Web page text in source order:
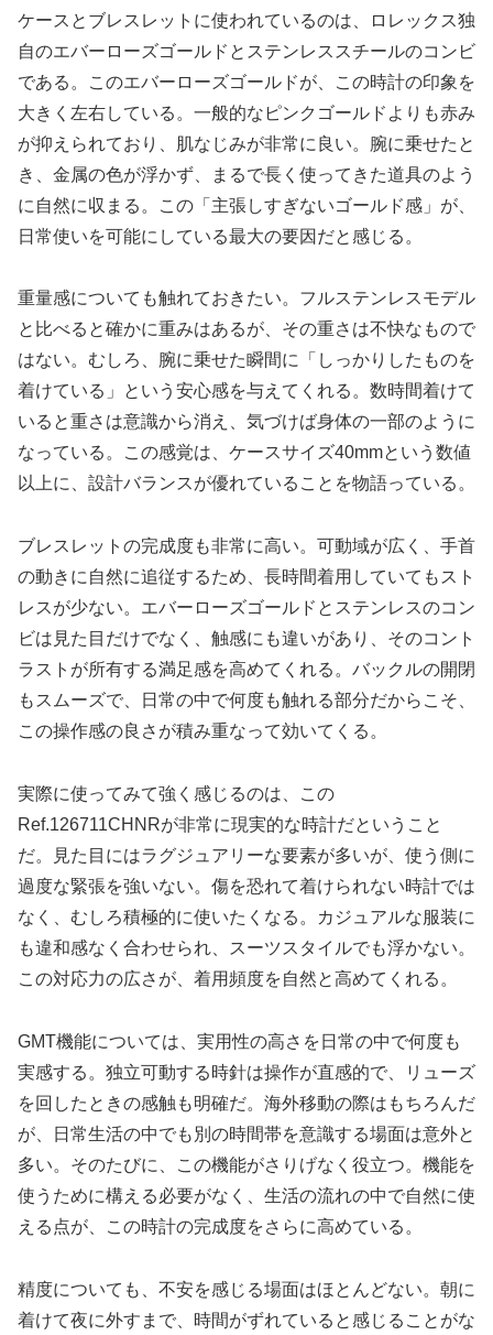
ケースとブレスレットに使われているのは、ロレックス独
自のエバーローズゴールドとステンレススチールのコンビ
である。このエバーローズゴールドが、この時計の印象を
大きく左右している。一般的なピンクゴールドよりも赤み
が抑えられており、肌なじみが非常に良い。腕に乗せたと
き、金属の色が浮かず、まるで長く使ってきた道具のよう
に自然に収まる。この「主張しすぎないゴールド感」が、
日常使いを可能にしている最大の要因だと感じる。
重量感についても触れておきたい。フルステンレスモデル
と比べると確かに重みはあるが、その重さは不快なもので
はない。むしろ、腕に乗せた瞬間に「しっかりしたものを
着けている」という安心感を与えてくれる。数時間着けて
いると重さは意識から消え、気づけば身体の一部のように
なっている。この感覚は、ケースサイズ40mmという数値
以上に、設計バランスが優れていることを物語っている。
ブレスレットの完成度も非常に高い。可動域が広く、手首
の動きに自然に追従するため、長時間着用していてもスト
レスが少ない。エバーローズゴールドとステンレスのコン
ビは見た目だけでなく、触感にも違いがあり、そのコント
ラストが所有する満足感を高めてくれる。バックルの開閉
もスムーズで、日常の中で何度も触れる部分だからこそ、
この操作感の良さが積み重なって効いてくる。
実際に使ってみて強く感じるのは、この
Ref.126711CHNRが非常に現実的な時計だということ
だ。見た目にはラグジュアリーな要素が多いが、使う側に
過度な緊張を強いない。傷を恐れて着けられない時計では
なく、むしろ積極的に使いたくなる。カジュアルな服装に
も違和感なく合わせられ、スーツスタイルでも浮かない。
この対応力の広さが、着用頻度を自然と高めてくれる。
GMT機能については、実用性の高さを日常の中で何度も
実感する。独立可動する時針は操作が直感的で、リューズ
を回したときの感触も明確だ。海外移動の際はもちろんだ
が、日常生活の中でも別の時間帯を意識する場面は意外と
多い。そのたびに、この機能がさりげなく役立つ。機能を
使うために構える必要がなく、生活の流れの中で自然に使
える点が、この時計の完成度をさらに高めている。
精度についても、不安を感じる場面はほとんどない。朝に
着けて夜に外すまで、時間がずれていると感じることがな